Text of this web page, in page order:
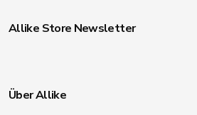
Allike Store Newsletter
Über Allike